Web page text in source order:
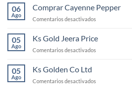
femenina
cómo
Gold:
qué
es
cómo
06
Ago
Comprar Cayenne Pepper
Comentarios desactivados
Pepper
05
Ago
Ks Gold Jeera Price
Comentarios desactivados
Price
05
Ago
Ks Golden Co Ltd
Comentarios desactivados